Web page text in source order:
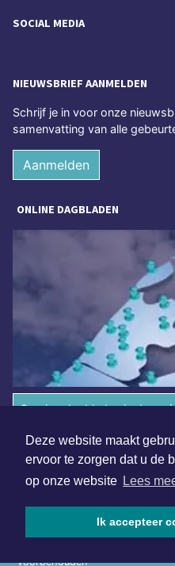
Deze website maakt
ervoor te zorgen dat u de
op onze website Lees
Ik accepteer
SOCIAL MEDIA
NIEUWSBRIEF AANMELDEN
Schrijf je in voor onze
samenvatting van alle
Aanmelden
ONLINE DAGBLADEN
Overige dagbladen in de
voorbehouden
Algemene voorwaarden
Disclaimer